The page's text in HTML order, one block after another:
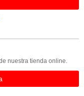
nuestra tienda online.